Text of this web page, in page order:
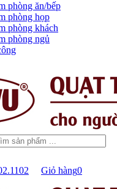
phòng ăn/bếp
phòng họp
phòng khách
phòng ngủ
Giỏ hàng0